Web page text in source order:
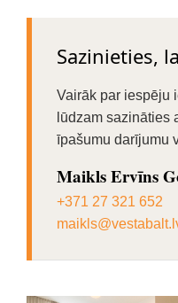
Sazinieties,
Vairāk par iespēju
lūdzam sazināties
īpašumu darījumu
Maikls Ervīns
+371 27 321 652